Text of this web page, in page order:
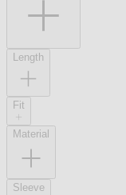
Length
Fit
Material
Sleeve